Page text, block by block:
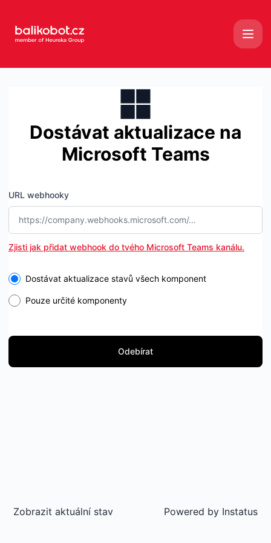
Dostávat aktualizace na
Microsoft Teams
URL webhooky
Zjisti jak přidat webhook do tvého Microsoft Teams kanálu.
Select the components you want to receive updates for
Dostávat aktualizace stavů všech komponent
Pouze určité komponenty
Odebírat
Zobrazit aktuální stav Powered by Instatus